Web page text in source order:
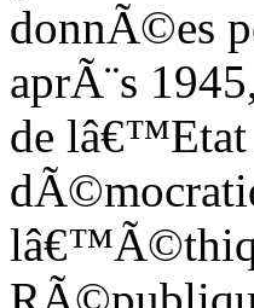
donnÃ©es
aprÃ¨s
de